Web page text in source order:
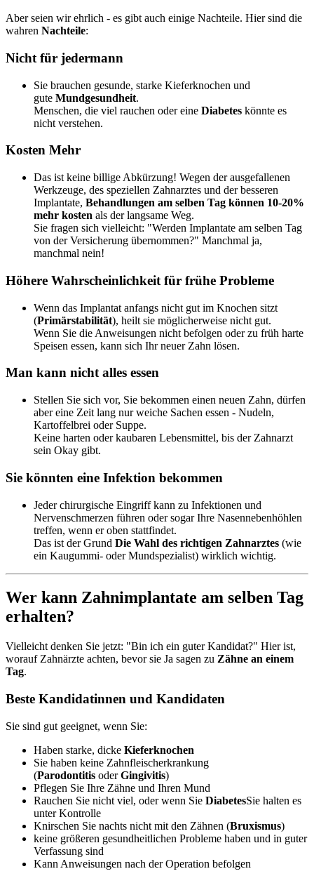
Aber seien wir ehrlich - es gibt auch einige Nachteile. Hier sind die
wahren Nachteile:
Nicht für jedermann
Sie brauchen gesunde, starke Kieferknochen und
gute Mundgesundheit.
Menschen, die viel rauchen oder eine Diabetes könnte es
nicht verstehen.
Kosten Mehr
Das ist keine billige Abkürzung! Wegen der ausgefallenen
Werkzeuge, des speziellen Zahnarztes und der besseren
Implantate, Behandlungen am selben Tag können 10-20%
mehr kosten als der langsame Weg.
Sie fragen sich vielleicht: "Werden Implantate am selben Tag
von der Versicherung übernommen?" Manchmal ja,
manchmal nein!
Höhere Wahrscheinlichkeit für frühe Probleme
Wenn das Implantat anfangs nicht gut im Knochen sitzt
(Primärstabilität), heilt sie möglicherweise nicht gut.
Wenn Sie die Anweisungen nicht befolgen oder zu früh harte
Speisen essen, kann sich Ihr neuer Zahn lösen.
Man kann nicht alles essen
Stellen Sie sich vor, Sie bekommen einen neuen Zahn, dürfen
aber eine Zeit lang nur weiche Sachen essen - Nudeln,
Kartoffelbrei oder Suppe.
Keine harten oder kaubaren Lebensmittel, bis der Zahnarzt
sein Okay gibt.
Sie könnten eine Infektion bekommen
Jeder chirurgische Eingriff kann zu Infektionen und
Nervenschmerzen führen oder sogar Ihre Nasennebenhöhlen
treffen, wenn er oben stattfindet.
Das ist der Grund Die Wahl des richtigen Zahnarztes (wie
ein Kaugummi- oder Mundspezialist) wirklich wichtig.
Wer kann Zahnimplantate am selben Tag
erhalten?
Vielleicht denken Sie jetzt: "Bin ich ein guter Kandidat?" Hier ist,
worauf Zahnärzte achten, bevor sie Ja sagen zu Zähne an einem
Tag.
Beste Kandidatinnen und Kandidaten
Sie sind gut geeignet, wenn Sie:
Haben starke, dicke Kieferknochen
Sie haben keine Zahnfleischerkrankung
(Parodontitis oderGingivitis)
Pflegen Sie Ihre Zähne und Ihren Mund
Rauchen Sie nicht viel, oder wenn Sie DiabetesSie halten es
unter Kontrolle
Knirschen Sie nachts nicht mit den Zähnen (Bruxismus)
keine größeren gesundheitlichen Probleme haben und in guter
Verfassung sind
Kann Anweisungen nach der Operation befolgen